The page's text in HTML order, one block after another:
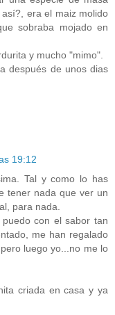
era el maiz molido
sobraba mojado en
y mucho "mimo".
después de unos dias
19:12
Tal y como lo has
tener nada que ver un
para nada.
con el sabor tan
me han regalado
luego yo...no me lo
criada en casa y ya